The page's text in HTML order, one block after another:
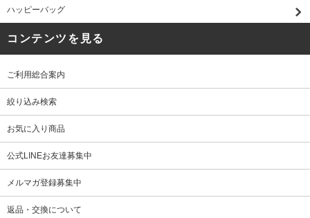
ハッピーバッグ
コンテンツを見る
ご利用総合案内
絞り込み検索
お気に入り商品
公式LINEお友達募集中
メルマガ登録募集中
返品・交換について